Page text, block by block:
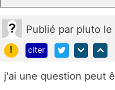
Publié par pluto le
!
citer
j'ai une question peut